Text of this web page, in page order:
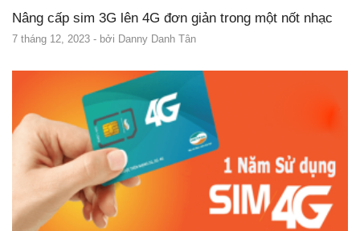
Nâng cấp sim 3G lên 4G đơn giản trong một nốt nhạc
7 tháng 12, 2023 - bởi Danny Danh Tân